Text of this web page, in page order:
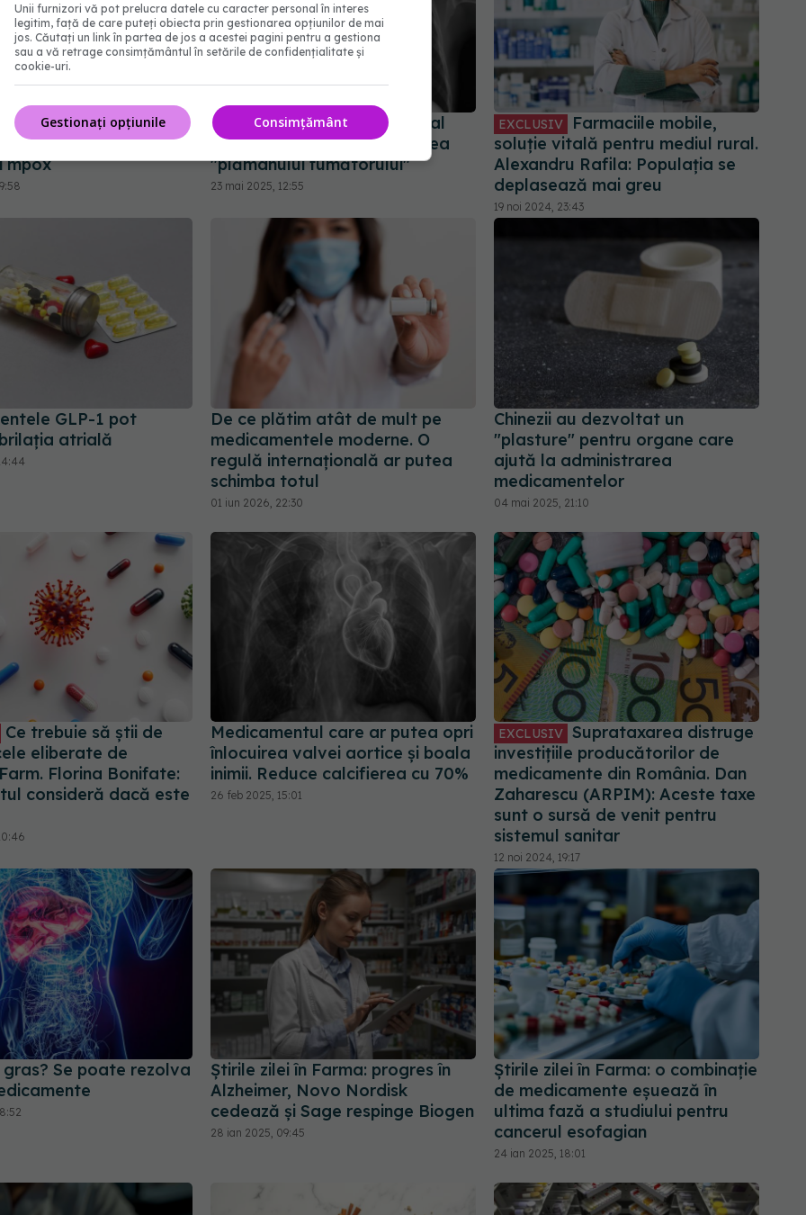
până la 8 milioane
vaccin împotriva
mpox
Medicamentul pentru astm al
GSK, aprobat pentru tratarea
"plămânului fumătorului"
23 mai 2025, 12:55
EXCLUSIV
Farmaciile mobile,
soluție vitală pentru mediul rural.
Alexandru Rafila: Populația se
deplasează mai greu
19 noi 2024, 23:43
GLP-1 pot
atrială
De ce plătim atât de mult pe
medicamentele moderne. O
regulă internațională ar putea
schimba totul
01 iun 2026, 22:30
Chinezii au dezvoltat un
"plasture" pentru organe care
ajută la administrarea
medicamentelor
04 mai 2025, 21:10
Ce trebuie să știi de
eliberate de
Florina Bonifate:
consideră dacă este
Medicamentul care ar putea opri
înlocuirea valvei aortice și boala
inimii. Reduce calcifierea cu 70%
26 feb 2025, 15:01
EXCLUSIV Suprataxarea distruge
investițiile producătorilor de
medicamente din România. Dan
Zaharescu (ARPIM): Aceste taxe
sunt o sursă de venit pentru
sistemul sanitar
12 noi 2024, 19:17
Se poate rezolva
Știrile zilei în Farma: progres în
Alzheimer, Novo Nordisk
cedează și Sage respinge Biogen
28 ian 2025, 09:45
Știrile zilei în Farma: o combinație
de medicamente eșuează în
ultima fază a studiului pentru
cancerul esofagian
24 ian 2025, 18:01
Unii furnizori vă pot prelucra datele cu caracter personal în interes
legitim, față de care puteți obiecta prin gestionarea opțiunilor de mai
jos. Căutați un link în partea de jos a acestei pagini pentru a gestiona
sau a vă retrage consimțământul în setările de confidențialitate și
cookie-uri.
Consimțământ
Gestionați opțiunile